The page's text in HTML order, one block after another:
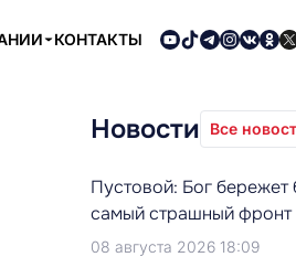
КОНТАКТЫ
Новости Все
Пустовой: Бог бережет
самый страшный фронт
08 августа 2026 18:09